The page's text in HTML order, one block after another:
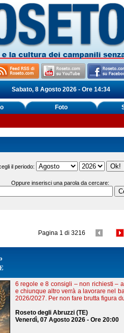
Sabato, 8 Agosto 2026 - Ore 14:34
Foto
il periodo:
Oppure inserisci una parola da cercare:
Pagina 1 di 3216
6 regole e 8 consigli – non richiesti –
e chiunque altro verrà a lavorare nel
2026/2027. Per non fare brutta figura
Roseto degli Abruzzi (TE)
Venerdì, 07 Agosto 2026 - Ore 20:00